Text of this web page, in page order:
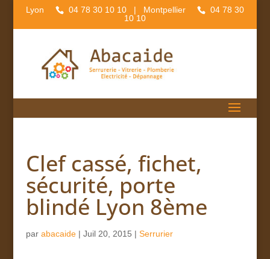
Lyon 04 78 30 10 10 | Montpellier
04 78 30
10 10
Clef cassé, fichet,
sécurité, porte
blindé Lyon 8ème
par abacaide| Juil 20, 2015 | Serrurier